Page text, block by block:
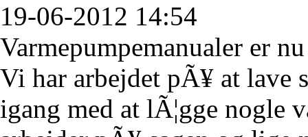
19-06-2012 14:54
Varmepumpemanualer er
Vi har arbejdet pÃ¥ at lave
igang med at lÃ¦gge nogle